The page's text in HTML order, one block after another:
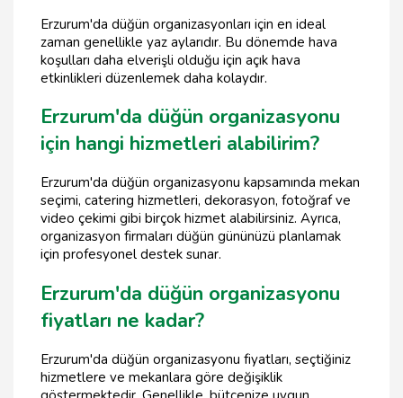
Erzurum'da düğün organizasyonları için en ideal
zaman genellikle yaz aylarıdır. Bu dönemde hava
koşulları daha elverişli olduğu için açık hava
etkinlikleri düzenlemek daha kolaydır.
Erzurum'da düğün organizasyonu
için hangi hizmetleri alabilirim?
Erzurum'da düğün organizasyonu kapsamında mekan
seçimi, catering hizmetleri, dekorasyon, fotoğraf ve
video çekimi gibi birçok hizmet alabilirsiniz. Ayrıca,
organizasyon firmaları düğün gününüzü planlamak
için profesyonel destek sunar.
Erzurum'da düğün organizasyonu
fiyatları ne kadar?
Erzurum'da düğün organizasyonu fiyatları, seçtiğiniz
hizmetlere ve mekanlara göre değişiklik